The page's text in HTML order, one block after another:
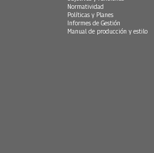
Normatividad
Políticas y Planes
Informes de Gestión
Manual de producción y estilo